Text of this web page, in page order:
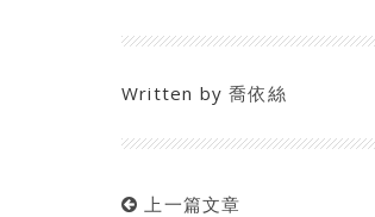
Written by喬依絲
上一篇文章